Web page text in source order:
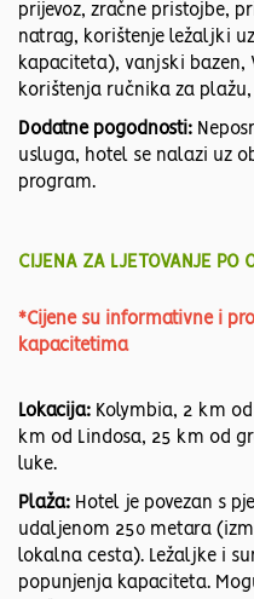
prijevoz, zračne pristojbe,
natrag, korištenje ležaljki
kapaciteta), vanjski
korištenja ručnika za plažu,
Dodatne pogodnosti:
usluga, hotel se nalazi uz
program.
CIJENA ZA LJETOVANJE PO
*Cijene su informativne i
kapacitetima
Lokacija: Kolymbia, 2 km
km od Lindosa, 25 km od
luke.
Plaža: Hotel je povezan s
udaljenom 250 metara
lokalna cesta). Ležaljke i
popunjenja kapaciteta.